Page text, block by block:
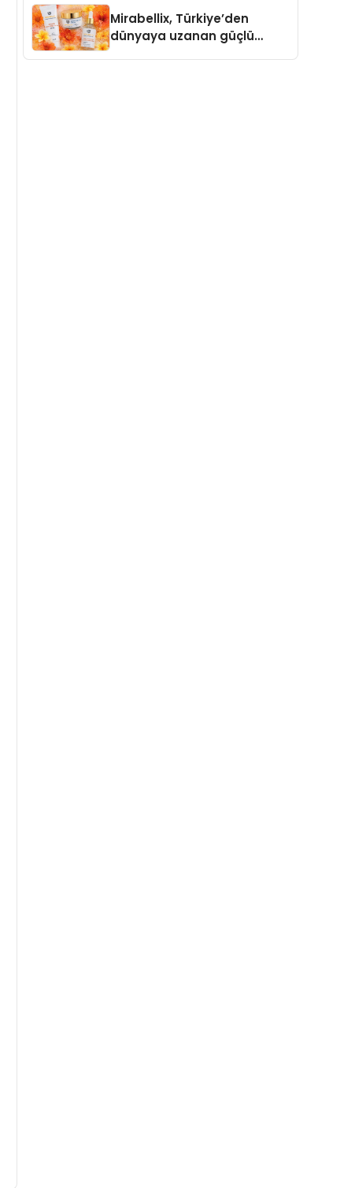
Mirabellix, Türkiye’den
dünyaya uzanan güçlü